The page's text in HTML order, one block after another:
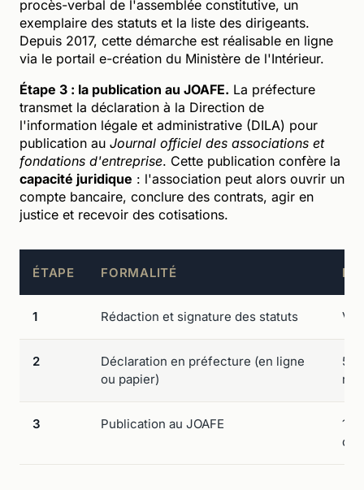
procès-verbal de l'assemblée constitutive, un
exemplaire des statuts et la liste des dirigeants.
Depuis 2017, cette démarche est réalisable en ligne
via le portail e-création du Ministère de l'Intérieur.
Étape 3 : la publication au JOAFE. La préfecture
transmet la déclaration à la Direction de
l'information légale et administrative (DILA) pour
publication au Journal officiel des associations et
fondations d'entreprise. Cette publication confère la
capacité juridique : l'association peut alors ouvrir un
compte bancaire, conclure des contrats, agir en
justice et recevoir des cotisations.
ÉTAPE FORMALITÉ
1 Rédaction et signature des statuts
2
Déclaration en préfecture (en ligne
ou papier)
5
3 Publication au JOAFE
1 à